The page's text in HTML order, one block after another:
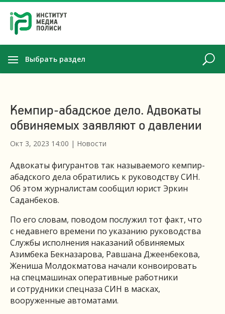
Выбрать раздел
Кемпир-абадское дело. Адвокаты
обвиняемых заявляют о давлении
Окт 3, 2023 14:00 | Новости
Адвокаты фигурантов так называемого кемпир-
абадского дела обратились к руководству СИН.
Об этом журналистам сообщил юрист Эркин
Саданбеков.
По его словам, поводом послужил тот факт, что
с недавнего времени по указанию руководства
Службы исполнения наказаний обвиняемых
Азимбека Бекназарова, Равшана Джеенбекова,
Жениша Молдокматова начали конвоировать
на спецмашинах оперативные работники
и сотрудники спецназа СИН в масках,
вооруженные автоматами.